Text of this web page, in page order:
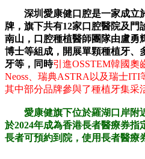
深圳愛康健口腔是一家成立
牌，旗下共有12家口腔醫院及門
南山，口腔種植醫師團隊由盧勇
博士等組成，開展單顆種植牙、
牙等，同時引進OSSTEM韓國
Neoss、瑞典ASTRA以及瑞士ITI
其中部分品牌參與了種植牙集采
愛康健旗下位於羅湖口岸附
於2024年成為香港長者醫療券
長者可預約到院，使用長者醫療